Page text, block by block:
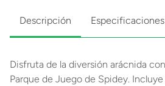
Descripción Especificaciones
Disfruta de la diversión arácnida
Parque de Juego de Spidey.